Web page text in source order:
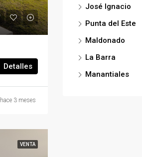
Detalles
hace 3 meses
VENTA
José Ignacio
Punta del Este
Maldonado
La Barra
Manantiales